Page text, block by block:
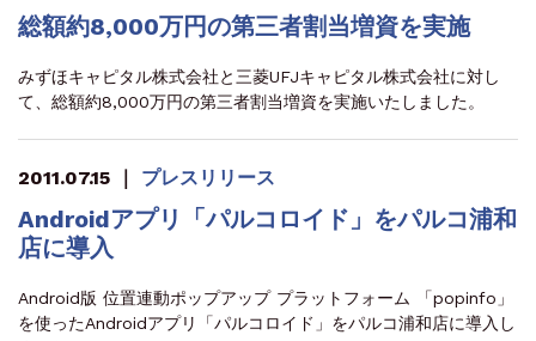
総額約8,000万円の第三者割当増資を実施
みずほキャピタル株式会社と三菱UFJキャピタル株式会社に対し
て、総額約8,000万円の第三者割当増資を実施いたしました。
2011.07.15 ｜ プレスリリース
Androidアプリ「パルコロイド」をパルコ浦和
店に導入
Android版 位置連動ポップアップ プラットフォーム 「popinfo」
を使ったAndroidアプリ「パルコロイド」をパルコ浦和店に導入し